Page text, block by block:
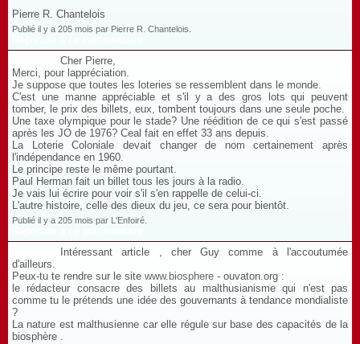
Pierre R. Chantelois
Publié il y a 205 mois par Pierre R. Chantelois.
Cher Pierre,
Merci, pour lappréciation.
Je suppose que toutes les loteries se ressemblent dans le monde.
C'est une manne appréciable et s'il y a des gros lots qui peuvent
tomber, le prix des billets, eux, tombent toujours dans une seule poche.
Une taxe olympique pour le stade? Une réédition de ce qui s'est passé
après les JO de 1976? Ceal fait en effet 33 ans depuis.
La Loterie Coloniale devait changer de nom certainement après
l'indépendance en 1960.
Le principe reste le même pourtant.
Paul Herman fait un billet tous les jours à la radio.
Je vais lui écrire pour voir s'il s'en rappelle de celui-ci.
L'autre histoire, celle des dieux du jeu, ce sera pour bientôt.
Publié il y a 205 mois par L'Enfoiré.
Intéressant article , cher Guy comme à l'accoutumée
d'ailleurs.
Peux-tu te rendre sur le site www.biosphere - ouvaton.org :
le rédacteur consacre des billets au malthusianisme qui n'est pas
comme tu le prétends une idée des gouvernants à tendance mondialiste
?
La nature est malthusienne car elle régule sur base des capacités de la
biosphère .